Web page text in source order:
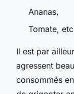
Ananas,
Tomate,
Il est par
agressent
consommés